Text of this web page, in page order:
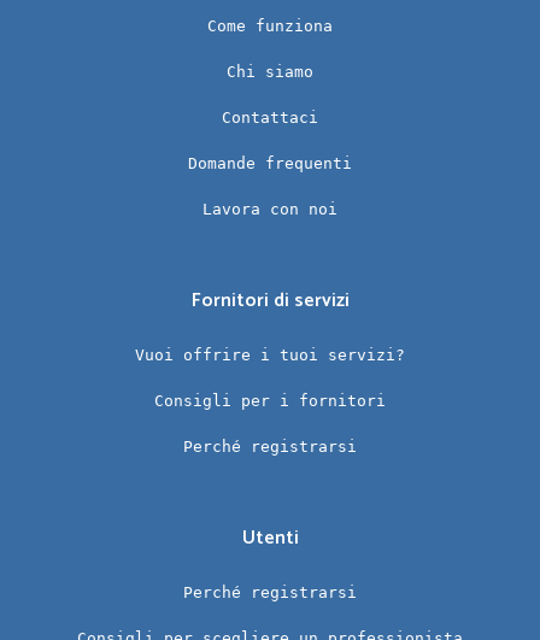
Come funziona
Chi siamo
Contattaci
Domande frequenti
Lavora con noi
Fornitori di servizi
Vuoi offrire i tuoi servizi?
Consigli per i fornitori
Perché registrarsi
Utenti
Perché registrarsi